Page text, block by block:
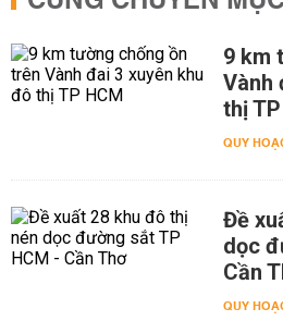
9 km
Vành
thị
QUY
Đề
dọc
Cần
QUY